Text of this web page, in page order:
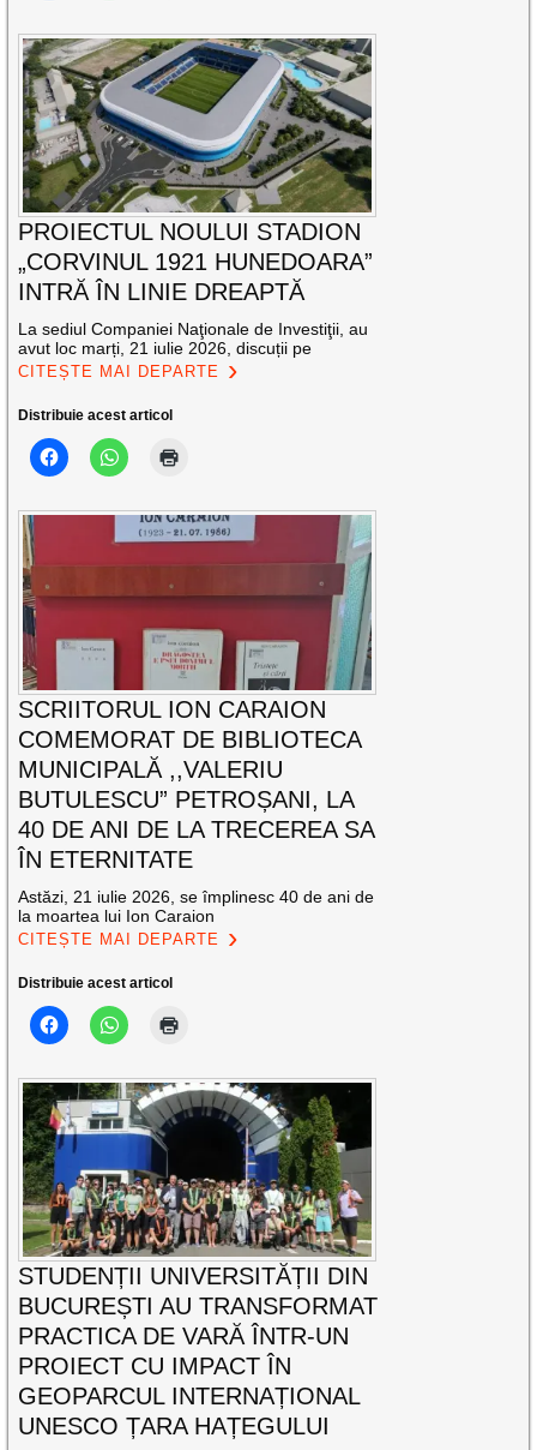
PROIECTUL NOULUI STADION
„CORVINUL 1921 HUNEDOARA”
INTRĂ ÎN LINIE DREAPTĂ
La sediul Companiei Naţionale de Investiţii, au
avut loc marți, 21 iulie 2026, discuții pe
CITEȘTE MAI DEPARTE
Distribuie acest articol
SCRIITORUL ION CARAION
COMEMORAT DE BIBLIOTECA
MUNICIPALĂ ,,VALERIU
BUTULESCU” PETROȘANI, LA
40 DE ANI DE LA TRECEREA SA
ÎN ETERNITATE
Astăzi, 21 iulie 2026, se împlinesc 40 de ani de
la moartea lui Ion Caraion
CITEȘTE MAI DEPARTE
Distribuie acest articol
STUDENȚII UNIVERSITĂȚII DIN
BUCUREȘTI AU TRANSFORMAT
PRACTICA DE VARĂ ÎNTR-UN
PROIECT CU IMPACT ÎN
GEOPARCUL INTERNAȚIONAL
UNESCO ȚARA HAȚEGULUI